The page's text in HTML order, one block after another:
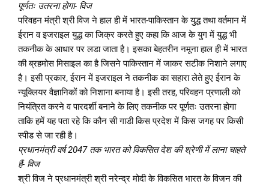
पूर्णतः उतरना होगा- विज
परिवहन मंत्री श्री विज ने हाल ही में भारत-पाकिस्तान के युद्ध तथा वर्तमान में
ईरान व इजराइल युद्ध का जिक्र करते हुए कहा कि आज के युग में युद्ध भी
तकनीक के आधार पर लडा जाता है। इसका बेहतरीन नमूना हाल ही में भारत
की ब्रहमोस मिसाइल का है जिसने पाकिस्तान में जाकर सटीक निशाने लगाए
है। इसी प्रकार, ईरान में इजराइल ने तकनीक का सहारा लेते हुए ईरान के
न्यूक्लियर वैज्ञानिकों को निशाना बनाया है। इसी तरह, परिवहन प्रणाली को
नियंत्रित करने व पारदर्शी बनाने के लिए तकनीक पर पूर्णतः उतरना होगा
ताकि हमें यह पता रहे कि कौन सी गाडी किस प्रदेश में किस जगह पर किसी
स्पीड से जा रही है।
प्रधानमंत्री वर्ष 2047 तक भारत को विकसित देश की श्रेणी में लाना चाहते
हैं- विज
श्री विज ने प्रधानमंत्री श्री नरेन्द्र मोदी के विकसित भारत के विजन की